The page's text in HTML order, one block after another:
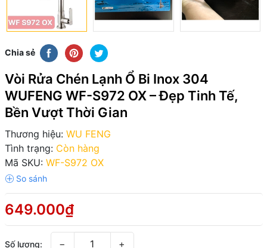
Chia sẻ
Vòi Rửa Chén Lạnh Ổ Bi Inox 304
WUFENG WF-S972 OX – Đẹp Tinh Tế,
Bền Vượt Thời Gian
Thương hiệu: WU FENG
Tình trạng: Còn hàng
Mã SKU: WF-S972 OX
649.000₫
Số lượng: − +